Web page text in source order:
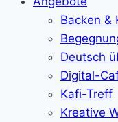
Backen &
Deutsch
Digital-
Kafi-Treff
Kreative